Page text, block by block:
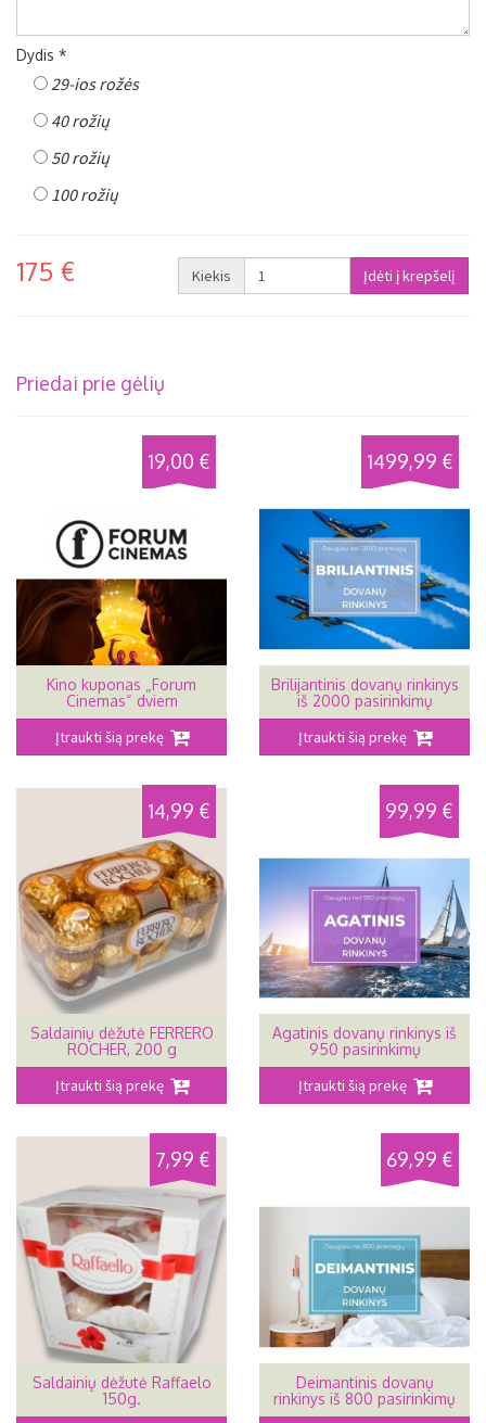
Dydis *
29-ios rožės
40 rožių
50 rožių
100 rožių
175 € Kiekis
Priedai prie gėlių
19,00 €
Kino kuponas „Forum
Cinemas“ dviem
Įtraukti šią prekę
1499,99 €
Brilijantinis dovanų rinkinys
iš 2000 pasirinkimų
Įtraukti šią prekę
14,99 €
Saldainių dėžutė FERRERO
ROCHER, 200 g
Įtraukti šią prekę
99,99 €
Agatinis dovanų rinkinys iš
950 pasirinkimų
Įtraukti šią prekę
7,99 €
Saldainių dėžutė Raffaelo
150g.
69,99 €
Deimantinis dovanų
rinkinys iš 800 pasirinkimų